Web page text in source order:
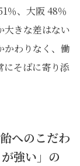
％、大阪 48％
大きな差はない
かわりなく、働
にそばに寄り添
へのこだわ
強い」の